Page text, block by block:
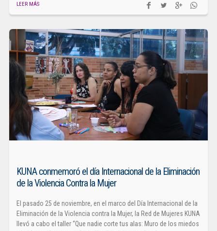
LEER MÁS
KUNA conmemoró el día Internacional de la Eliminación
de la Violencia Contra la Mujer
El pasado 25 de noviembre, en el marco del Día Internacional de la
Eliminación de la Violencia contra la Mujer, la Red de Mujeres KUNA
llevó a cabo el taller “Que nadie corte tus alas: Muro de los miedos